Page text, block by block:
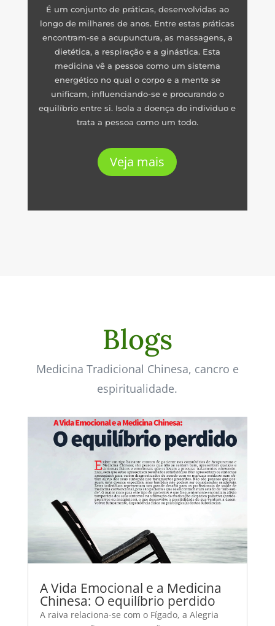
É um conjunto de práticas, desenvolvidas ao
longo de milhares de anos. Entre estas práticas
encontram-se a acupunctura, as massagens, a
dietética, a respiração e a ginástica. Esta
medicina vê a pessoa como um sistema
energético no qual o corpo e a mente se
unificam, influenciando-se e procurando o
equilíbrio entre si. Isola a doença do individuo e
trata a pessoa como um todo.
Veja mais
Blogs
Medicina Tradicional Chinesa, cancro e
espiritualidade.
A Vida Emocional e a Medicina
Chinesa: O equilíbrio perdido
A raiva relaciona-se com o Fígado, a Alegria